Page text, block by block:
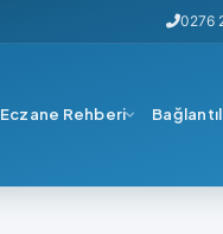
0276
Eczane Rehberi